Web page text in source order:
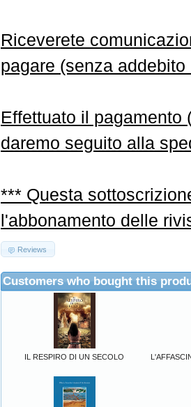
Riceverete
pagare (senza
Effettuato il pagamento
daremo seguito alla
*** Questa
l'abbonamento delle
Reviews
Customers who bought this
IL RESPIRO DI UN SECOLO